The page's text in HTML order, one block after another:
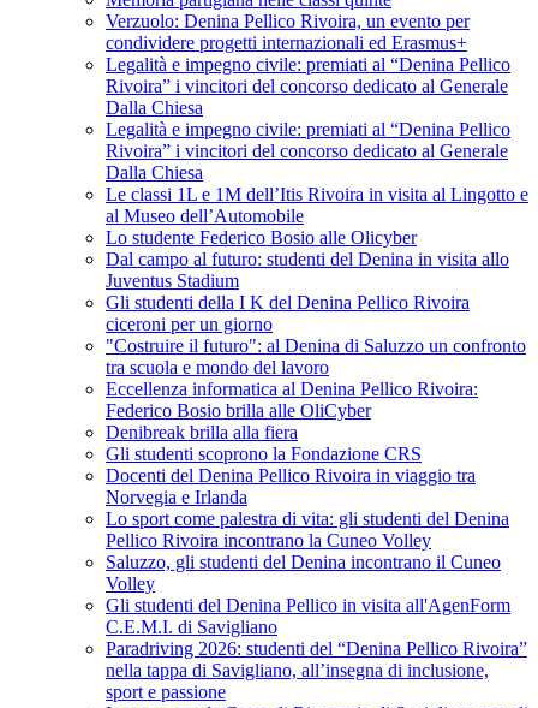
Verzuolo: Denina Pellico Rivoira, un evento per
condividere progetti internazionali ed Erasmus+
Legalità e impegno civile: premiati al “Denina Pellico
Rivoira” i vincitori del concorso dedicato al Generale
Dalla Chiesa
Legalità e impegno civile: premiati al “Denina Pellico
Rivoira” i vincitori del concorso dedicato al Generale
Dalla Chiesa
Le classi 1L e 1M dell’Itis Rivoira in visita al Lingotto e
al Museo dell’Automobile
Lo studente Federico Bosio alle Olicyber
Dal campo al futuro: studenti del Denina in visita allo
Juventus Stadium
Gli studenti della I K del Denina Pellico Rivoira
ciceroni per un giorno
"Costruire il futuro": al Denina di Saluzzo un confronto
tra scuola e mondo del lavoro
Eccellenza informatica al Denina Pellico Rivoira:
Federico Bosio brilla alle OliCyber
Denibreak brilla alla fiera
Gli studenti scoprono la Fondazione CRS
Docenti del Denina Pellico Rivoira in viaggio tra
Norvegia e Irlanda
Lo sport come palestra di vita: gli studenti del Denina
Pellico Rivoira incontrano la Cuneo Volley
Saluzzo, gli studenti del Denina incontrano il Cuneo
Volley
Gli studenti del Denina Pellico in visita all'AgenForm
C.E.M.I. di Savigliano
Paradriving 2026: studenti del “Denina Pellico Rivoira”
nella tappa di Savigliano, all’insegna di inclusione,
sport e passione